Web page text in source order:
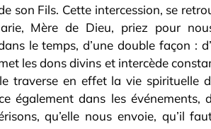
son Fils. Cette intercession, se
Mère de Dieu, priez pour
le temps, d’une double façon :
les dons divins et intercède
traverse en effet la vie spirituelle
également dans les
qu’elle nous envoie, qu’il